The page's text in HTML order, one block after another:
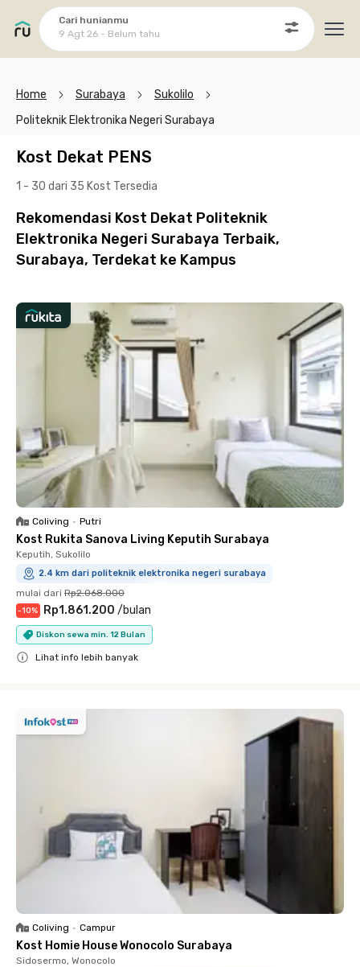
Cari hunianmu
9 Agt 26 - Belum tahu
Home Surabaya
Sukolilo
Politeknik Elektronika Negeri Surabaya
Kost Dekat PENS
1 - 30 dari 35 Kost Tersedia
Rekomendasi Kost Dekat Politeknik
Elektronika Negeri Surabaya Terbaik,
Surabaya, Terdekat ke Kampus
Coliving • Putri
Kost Rukita Sanova Living Keputih Surabaya
Keputih, Sukolilo
2.4 km dari politeknik elektronika negeri surabaya
mulai dari Rp2.068.000
-10% Rp1.861.200 /bulan
Diskon sewa min. 12 Bulan
Lihat info lebih banyak
Coliving • Campur
Kost Homie House Wonocolo Surabaya
Sidosermo, Wonocolo